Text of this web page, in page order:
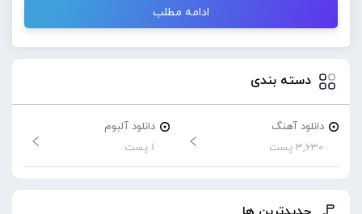
ادامه مطلب
دسته بندی
دانلود آهنگ
3,630 پست
دانلود آلبوم
1 پست